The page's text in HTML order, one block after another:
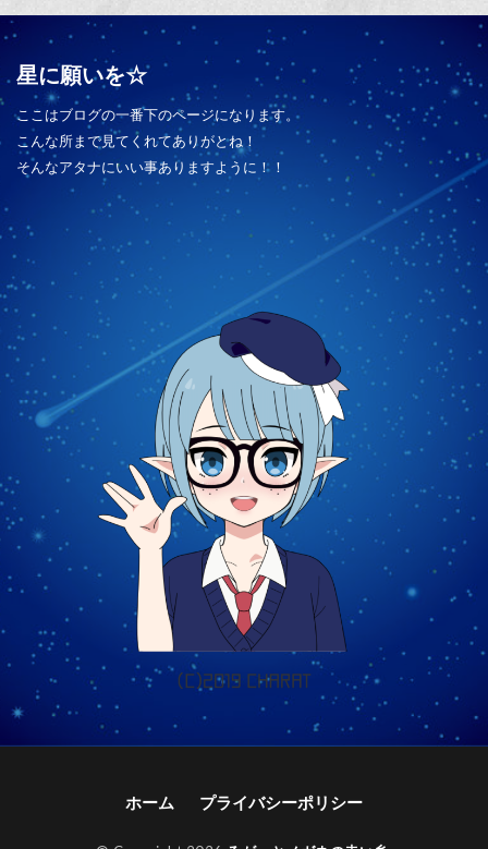
星に願いを☆
ここはブログの一番下のページになります。
こんな所まで見てくれてありがとね！
そんなアタナにいい事ありますように！！
ホーム プライバシーポリシー